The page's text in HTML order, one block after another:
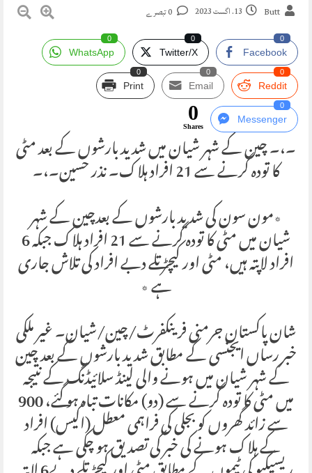
Butt 13. اگست 2023
Facebook
0
Twitter/X
0
WhatsApp
0
Reddit
0
Email
0
Print
0
Messenger
0
0
Shares
۔،۔ چین کے شہر شیان میں شدید بارشوں کے بعد مٹی
کا تودہ گرنے سے 21 افراد ہلاک۔ نذر حسین۔،۔
٭مون سون کی شدید بارشوں کے بعدچین کے شہرشیان میں مٹی کا تودہ گرنے سے 21 افراد ہلاک جبکہ 6
افراد لاپتہ ہیں، مٹی اور کیچڑ تلے دبے افراد کی تلاش جاری
ہے ٭
شان پاکستان جرمنی فرینکفرٹ/چین/شیان۔ غیر ملکی
خبر رساں ایجنسی کے مطابق شدید بارشوں کے بعد چین
کے شہر شیان میں ہونے والی لینڈ سلائیڈنگ کے نتیجہ
میں مٹی کا تودہ گرنے سے (دو) مکانات تباہ ہو گئے، 900
سے زائد گھروں کو بجلی کی فراہمی معطل (اکیس) افراد
کے ہلاک ہونے کی خبر کی تصدیق ہو چکی ہے جبکہ